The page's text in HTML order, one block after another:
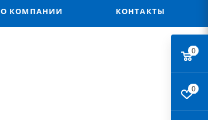
О КОМПАНИИ КОНТАКТЫ
0
0